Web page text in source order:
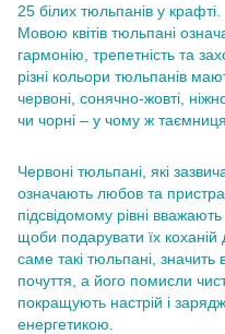
25 білих тюльпанів у крафті.
Мовою квітів тюльпані
гармонію, трепетність та
різні кольори тюльпанів
червоні, сонячно-жовті,
чи чорні – у чому ж
Червоні тюльпані, які
означають любов та
підсвідомому рівні
щоби подарувати їх
саме такі тюльпані, значить
почуття, а його помисли
покращують настрій і
енергетикою.